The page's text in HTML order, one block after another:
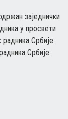
заједнички
у просвети
Србије
Србије